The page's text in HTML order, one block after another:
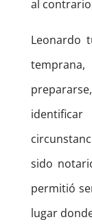
al
Leonardo
sido
permitió
lugar